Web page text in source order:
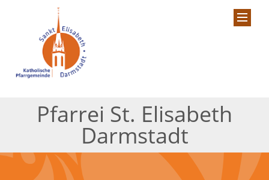
Pfarrei St. Elisabeth
Darmstadt